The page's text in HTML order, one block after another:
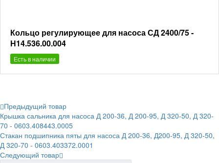
Кольцо регулирующее для насоса СД 2400/75 -
Н14.536.00.004
Есть в наличии
Предыдущий товар
Крышка сальника для насоса Д 200-36, Д 200-95, Д 320-50, Д 320-
70 - 0603.408443.0005
Стакан подшипника пяты для насоса Д 200-36, Д200-95, Д 320-50,
Д 320-70 - 0603.403372.0001
Следующий товар